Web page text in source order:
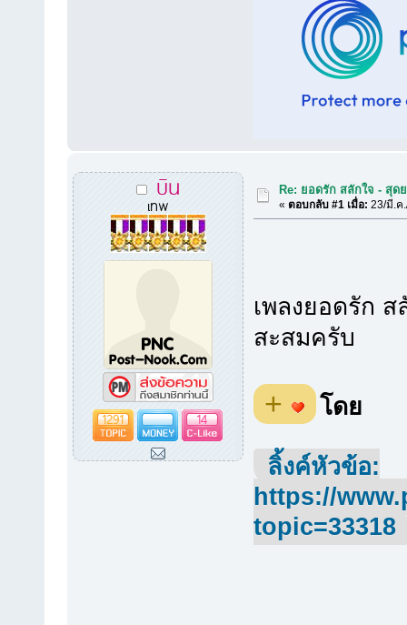
บิน
เทพ
1291 14
Re: ยอดรัก สลักใจ - สุด
«ตอบกลับ #1 เมื่อ: 23/มี.ค
เพลงยอดรัก
สะสมครับ
+ โดย
ลิ้งค์หัวข้อ:
https://
topic=33318